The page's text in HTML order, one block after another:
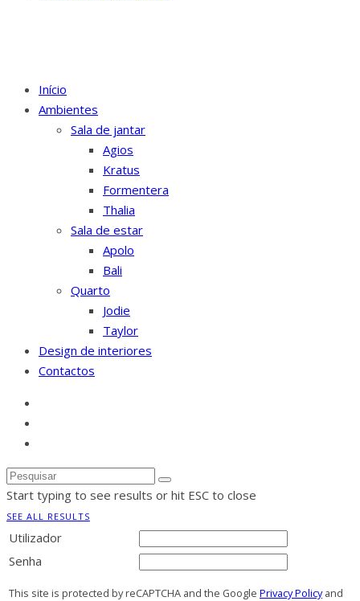
Início
Ambientes
Sala de jantar
Agios
Kratus
Formentera
Thalia
Sala de estar
Apolo
Bali
Quarto
Jodie
Taylor
Design de interiores
Contactos
Start typing to see results or hit ESC to close
SEE ALL RESULTS
Utilizador
Senha
This site is protected by reCAPTCHA and the Google Privacy Policyand